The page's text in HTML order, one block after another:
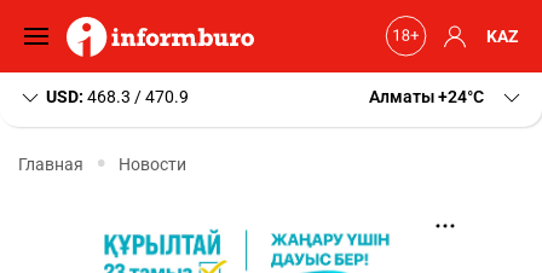
KAZ
USD: 468.3 / 470.9 Алматы+24 C
Главная Новости